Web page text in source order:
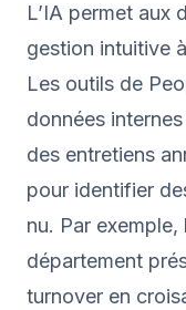
L’IA permet aux
gestion intuitive
Les outils de
données
des entretiens
pour identifier
nu. Par exemple,
département
turnover en